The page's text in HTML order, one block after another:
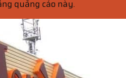
quảng cáo này.